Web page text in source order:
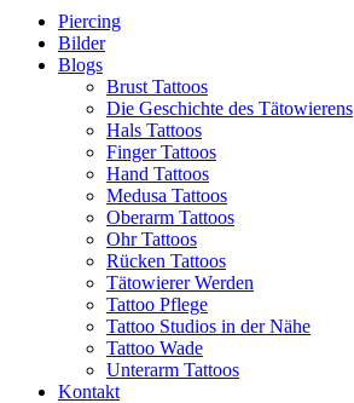
Piercing
Bilder
Blogs
Brust Tattoos
Die Geschichte des Tätowierens
Hals Tattoos
Finger Tattoos
Hand Tattoos
Medusa Tattoos
Oberarm Tattoos
Ohr Tattoos
Rücken Tattoos
Tätowierer Werden
Tattoo Pflege
Tattoo Studios in der Nähe
Tattoo Wade
Unterarm Tattoos
Kontakt